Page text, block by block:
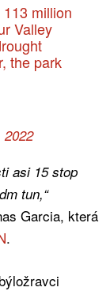
million
Valley
the park
2022
asi 15 stop
tun,“
Garcia, která
.